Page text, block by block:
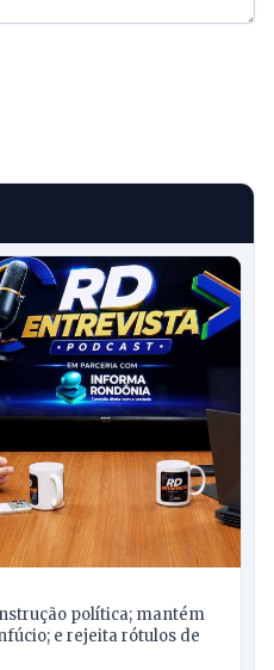
política; mantém
e rejeita rótulos de